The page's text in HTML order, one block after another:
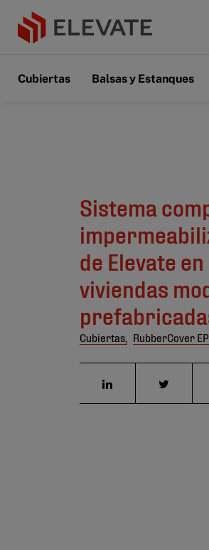
Cubiertas Balsas y Estanques
Sistema
de Elevate
viviendas
Cubiertas, RubberCover